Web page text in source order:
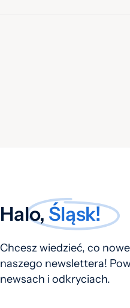
Halo, Śląsk!
Chcesz wiedzieć, co
naszego newslettera!
newsach i odkryciach.